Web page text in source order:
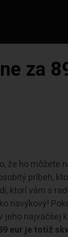
za
že ho môžete
príbeh,
ktorí vám s
navýkový!
najväčšej
eur je totiž